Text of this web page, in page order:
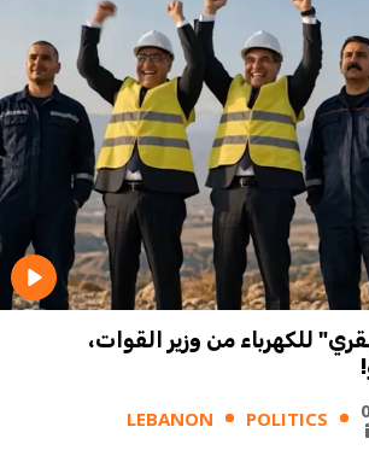
للكهرباء من وزير القوات،
LEBANON POLITICS